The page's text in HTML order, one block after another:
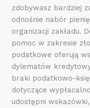
zdobywasz bardziej
odnośnie nabór
organizacji zakładu.
pomoc w zakresie
podatkowe oferują
dylematów
braki podatkowo-
dotyczące
udostępni